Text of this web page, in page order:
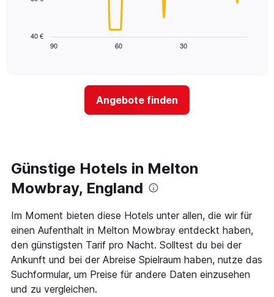
die
anzeigt.
anzeigt.
Diagramm
näher
das
Aufenthaltsdatum
rückt.
Diagramm
hat
1
X-
Achse,
die
die
90 60 30
40 €
Angebote finden
Günstige Hotels in Melton
Mowbray, England
Im Moment bieten diese Hotels unter allen, die wir für
einen Aufenthalt in Melton Mowbray entdeckt haben,
den günstigsten Tarif pro Nacht. Solltest du bei der
Ankunft und bei der Abreise Spielraum haben, nutze das
Suchformular, um Preise für andere Daten einzusehen
und zu vergleichen.